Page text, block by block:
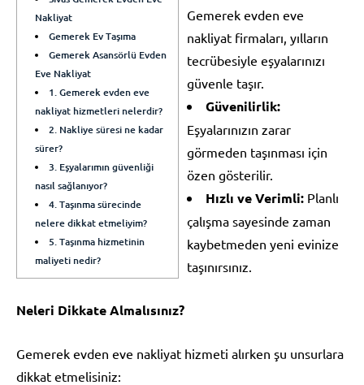
Nakliyat
Gemerek Ev Taşıma
Gemerek Asansörlü Evden
Eve Nakliyat
1. Gemerek evden eve
nakliyat hizmetleri nelerdir?
2. Nakliye süresi ne kadar
sürer?
3. Eşyalarımın güvenliği
nasıl sağlanıyor?
4. Taşınma sürecinde
nelere dikkat etmeliyim?
5. Taşınma hizmetinin
maliyeti nedir?
Gemerek evden eve
nakliyat firmaları, yılların
tecrübesiyle eşyalarınızı
güvenle taşır.
Güvenilirlik:
Eşyalarınızın zarar
görmeden taşınması için
özen gösterilir.
Hızlı ve Verimli: Planlı
çalışma sayesinde zaman
kaybetmeden yeni evinize
taşınırsınız.
Neleri Dikkate Almalısınız?
Gemerek evden eve nakliyat hizmeti alırken şu unsurlara
dikkat etmelisiniz: